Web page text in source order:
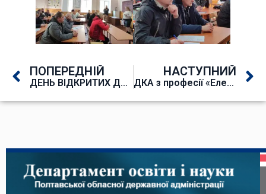
ПОПЕРЕДНІЙ
ДЕНЬ ВІДКРИТИХ ДВЕРЕЙ
НАСТУПНИЙ
ДКА з професії «Електрогазозварник. Електрозварник на автоматичних та напівавтоматичних машинах»